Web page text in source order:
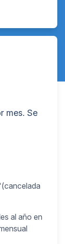
mes. Se
al año en